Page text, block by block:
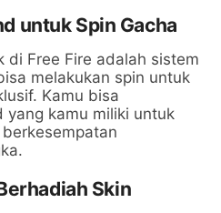
untuk Spin Gacha
di Free Fire adalah sistem
melakukan spin untuk
Kamu bisa
yang kamu miliki untuk
Skin